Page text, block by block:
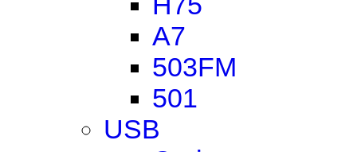
A7
503FM
501
USB